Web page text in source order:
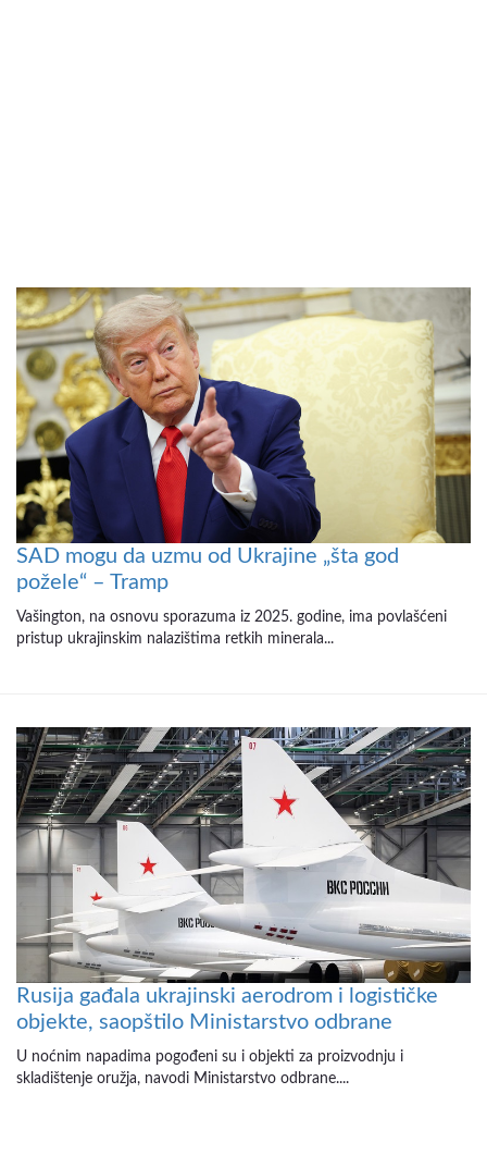
SAD mogu da uzmu od Ukrajine „šta god
požele“ – Tramp
Vašington, na osnovu sporazuma iz 2025. godine, ima povlašćeni
pristup ukrajinskim nalazištima retkih minerala...
Rusija gađala ukrajinski aerodrom i logističke
objekte, saopštilo Ministarstvo odbrane
U noćnim napadima pogođeni su i objekti za proizvodnju i
skladištenje oružja, navodi Ministarstvo odbrane....